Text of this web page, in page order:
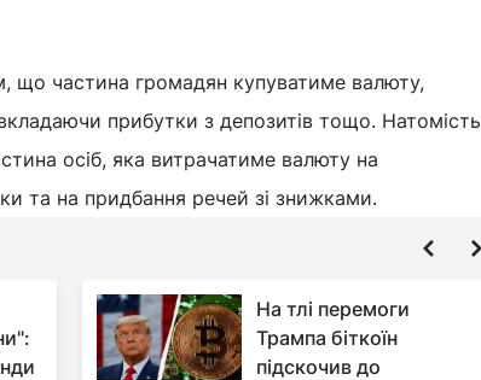
що частина громадян купуватиме валюту,
прибутки з депозитів тощо. Натомість
осіб, яка витрачатиме валюту на
та на придбання речей зі знижками.
На тлі перемоги
Трампа біткоїн
підскочив до